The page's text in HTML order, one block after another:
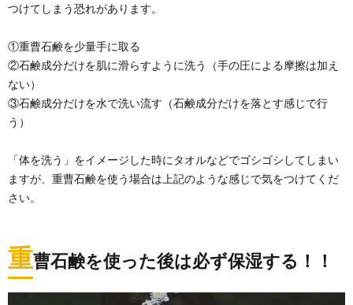
つけてしまう恐れがあります。
①重曹石鹸を少量手に取る
②石鹸成分だけを肌に滑らすように洗う（手の圧による摩擦は加え
ない）
③石鹸成分だけを水で洗い流す（石鹸成分だけを落とす感じで行
う）
「体を洗う」をイメージした時にタオルなどでゴシゴシしてしまい
ますが、重曹石鹸を使う場合は上記のような感じで気をつけてくだ
さい。
重曹石鹸を使った後は必ず保湿する！！